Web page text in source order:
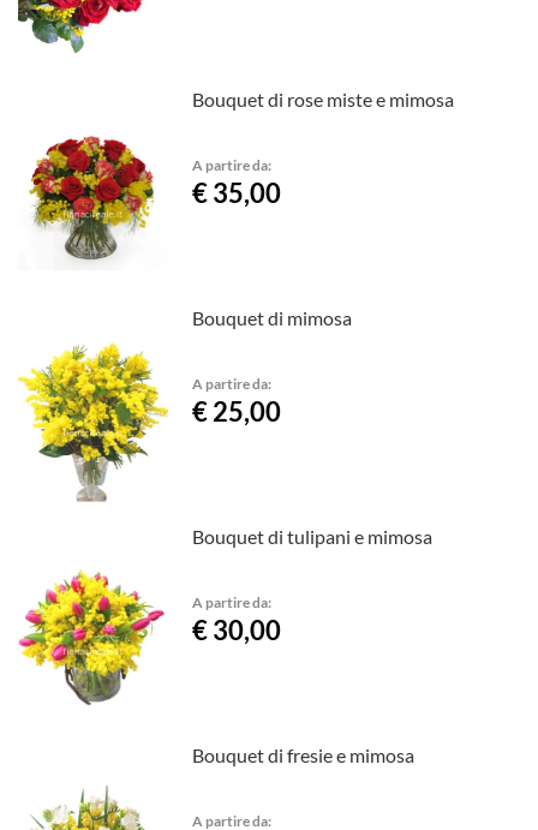
Bouquet di rose miste e mimosa
A partire da:
€ 35,00
Bouquet di mimosa
A partire da:
€ 25,00
Bouquet di tulipani e mimosa
A partire da:
€ 30,00
Bouquet di fresie e mimosa
A partire da: